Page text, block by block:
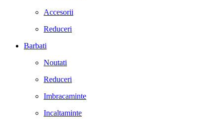
Accesorii
Reduceri
Barbati
Noutati
Reduceri
Imbracaminte
Incaltaminte